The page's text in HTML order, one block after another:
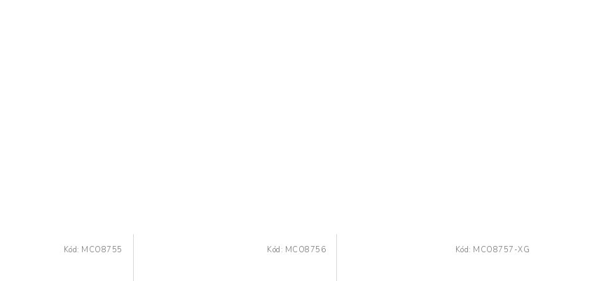
Kód: MCO8755 Kód: MCO8756 Kód: MCO8757-XG